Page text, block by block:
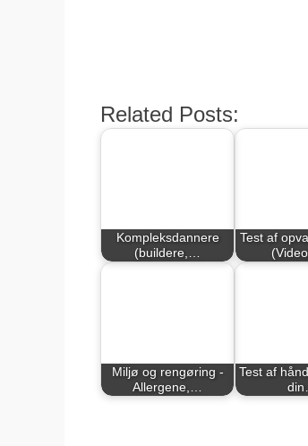
Related Posts:
Kompleksdannere
(buildere,…
Test af
Miljø og rengøring -
Allergene,…
Test af